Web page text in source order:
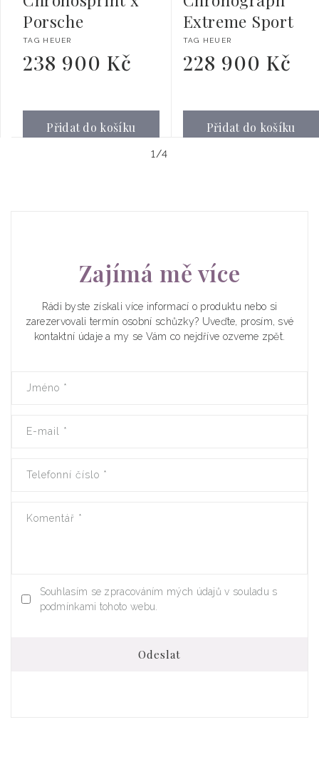
Porsche
Dodavatel:
TAG HEUER
Běžná
cena
238 900 Kč
Přidat do košíku
Extreme Sport
Dodavatel:
TAG HEUER
Běžná
cena
228 900 Kč
Přidat do košíku
1 /z4
Zajímá mě více
Rádi byste získali více informací o produktu nebo si
zarezervovali termín osobní schůzky? Uveďte, prosím, své
kontaktní údaje a my se Vám co nejdříve ozveme zpět.
Jméno *
E-mail *
Telefonní číslo *
Komentář *
Souhlasím se zpracováním mých údajů v souladu s
podmínkami tohoto webu.
Odeslat